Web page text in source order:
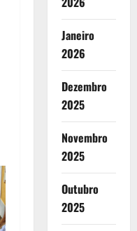
Janeiro
2026
Dezembro
2025
Novembro
2025
Outubro
2025